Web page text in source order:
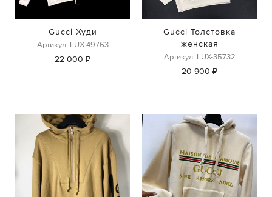
Gucci Худи
Артикул: LUX-49763
22 000 ₽
Gucci Толстовка
женская
Артикул: LUX-35732
20 900 ₽